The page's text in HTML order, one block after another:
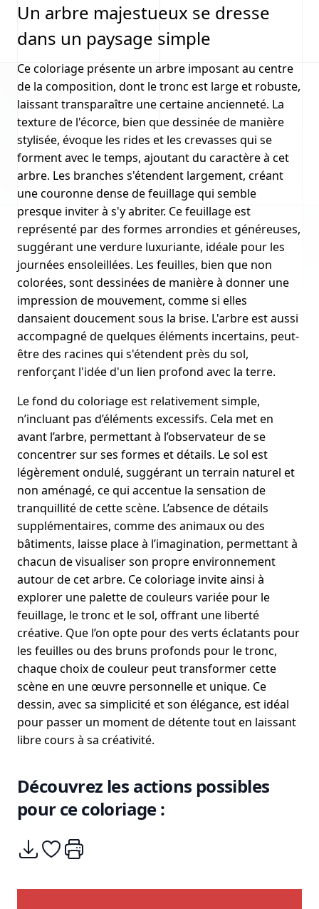
Un arbre majestueux se dresse
dans un paysage simple
Ce coloriage présente un arbre imposant au centre
de la composition, dont le tronc est large et robuste,
laissant transparaître une certaine ancienneté. La
texture de l'écorce, bien que dessinée de manière
stylisée, évoque les rides et les crevasses qui se
forment avec le temps, ajoutant du caractère à cet
arbre. Les branches s'étendent largement, créant
une couronne dense de feuillage qui semble
presque inviter à s'y abriter. Ce feuillage est
représenté par des formes arrondies et généreuses,
suggérant une verdure luxuriante, idéale pour les
journées ensoleillées. Les feuilles, bien que non
colorées, sont dessinées de manière à donner une
impression de mouvement, comme si elles
dansaient doucement sous la brise. L'arbre est aussi
accompagné de quelques éléments incertains, peut-
être des racines qui s'étendent près du sol,
renforçant l'idée d'un lien profond avec la terre.
Le fond du coloriage est relativement simple,
n’incluant pas d’éléments excessifs. Cela met en
avant l’arbre, permettant à l’observateur de se
concentrer sur ses formes et détails. Le sol est
légèrement ondulé, suggérant un terrain naturel et
non aménagé, ce qui accentue la sensation de
tranquillité de cette scène. L’absence de détails
supplémentaires, comme des animaux ou des
bâtiments, laisse place à l’imagination, permettant à
chacun de visualiser son propre environnement
autour de cet arbre. Ce coloriage invite ainsi à
explorer une palette de couleurs variée pour le
feuillage, le tronc et le sol, offrant une liberté
créative. Que l’on opte pour des verts éclatants pour
les feuilles ou des bruns profonds pour le tronc,
chaque choix de couleur peut transformer cette
scène en une œuvre personnelle et unique. Ce
dessin, avec sa simplicité et son élégance, est idéal
pour passer un moment de détente tout en laissant
libre cours à sa créativité.
Découvrez les actions possibles
pour ce coloriage :
Télécharger
Ajouter à mes coups de coeurs
Imprimer